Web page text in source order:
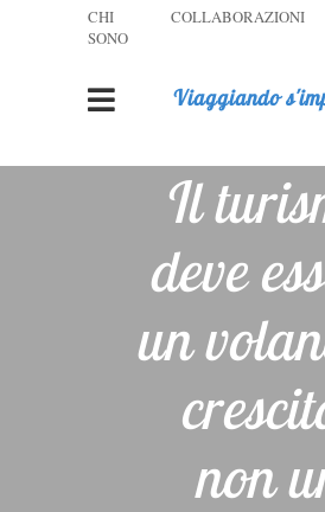
CHI
SONO
COLLABORAZIONI
Viaggiando
Il
deve
un
non